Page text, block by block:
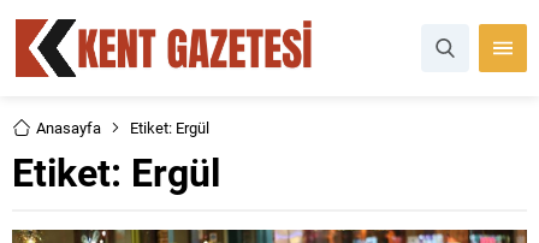
Anasayfa Etiket: Ergül
Etiket: Ergül